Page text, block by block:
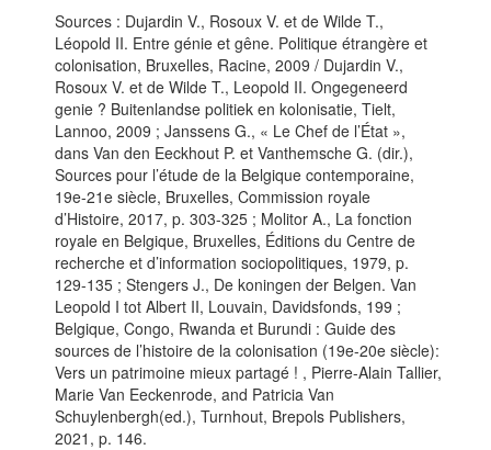
Sources : Dujardin V., Rosoux V. et de Wilde T.,
Léopold II. Entre génie et gêne. Politique étrangère et
colonisation, Bruxelles, Racine, 2009 / Dujardin V.,
Rosoux V. et de Wilde T., Leopold II. Ongegeneerd
genie ? Buitenlandse politiek en kolonisatie, Tielt,
Lannoo, 2009 ; Janssens G., « Le Chef de l’État »,
dans Van den Eeckhout P. et Vanthemsche G. (dir.),
Sources pour l’étude de la Belgique contemporaine,
19e-21e siècle, Bruxelles, Commission royale
d’Histoire, 2017, p. 303-325 ; Molitor A., La fonction
royale en Belgique, Bruxelles, Éditions du Centre de
recherche et d’information sociopolitiques, 1979, p.
129-135 ; Stengers J., De koningen der Belgen. Van
Leopold I tot Albert II, Louvain, Davidsfonds, 199 ;
Belgique, Congo, Rwanda et Burundi : Guide des
sources de l’histoire de la colonisation (19e-20e siècle):
Vers un patrimoine mieux partagé ! , Pierre-Alain Tallier,
Marie Van Eeckenrode, and Patricia Van
Schuylenbergh(ed.), Turnhout, Brepols Publishers,
2021, p. 146.